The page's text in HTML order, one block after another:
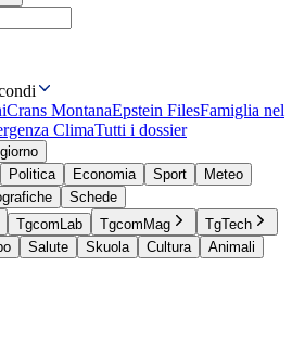
Crans MontanaEpstein FilesFamiglia nel
ClimaTutti i dossier
Politica Economia Sport
Meteo
Schede
TgcomLab TgcomMag
TgTech
Salute Skuola Cultura
Animali